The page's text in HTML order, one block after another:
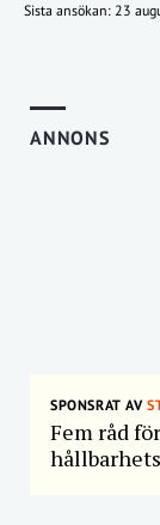
Sista ansökan: 23
ANNONS
SPONSRAT AV
Fem råd